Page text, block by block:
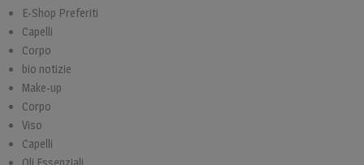
E-Shop Preferiti
Capelli
Corpo
bio notizie
Make-up
Corpo
Viso
Capelli